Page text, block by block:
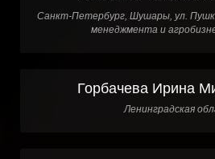
Санкт-Петербург, Шушары, ул.
менеджмента и
Горбачева Ирина
Ленинградская